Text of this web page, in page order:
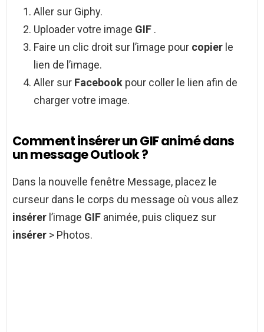
Aller sur Giphy.
Uploader votre image GIF .
Faire un clic droit sur l’image pour copier le
lien de l’image.
Aller sur Facebook pour coller le lien afin de
charger votre image.
Comment insérer un GIF animé dans
un message Outlook ?
Dans la nouvelle fenêtre Message, placez le
curseur dans le corps du message où vous allez
insérer l’image GIF animée, puis cliquez sur
insérer > Photos.